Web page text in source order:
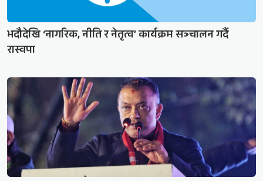
भदौदेखि ‘नागरिक, नीति र नेतृत्व’ कार्यक्रम सञ्चालन गर्दै
रास्वपा